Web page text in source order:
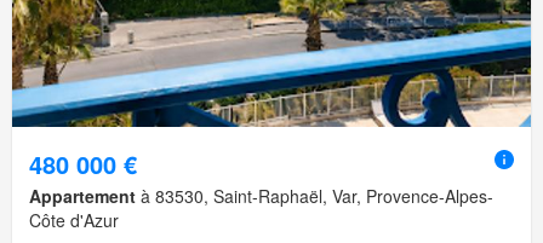
480 000 €
Appartement à 83530, Saint-Raphaël, Var, Provence-Alpes-
Côte d'Azur